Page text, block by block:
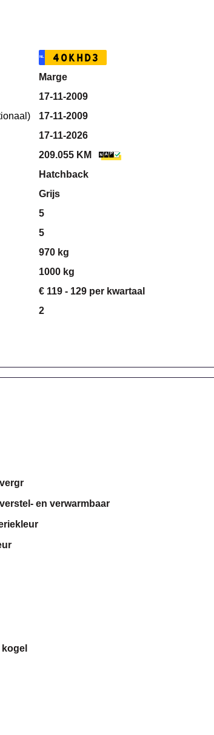
NL 40KHD3
Marge
17-11-2009
17-11-2009
17-11-2026
209.055 KM
Hatchback
Grijs
5
5
970 kg
1000 kg
€ 119 - 129 per kwartaal
2
en verwarmbaar